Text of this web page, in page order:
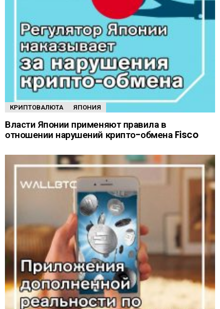
КРИПТОВАЛЮТА ЯПОНИЯ
Власти Японии применяют правила в
отношении нарушений крипто-обмена Fisco